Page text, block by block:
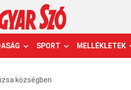
SPORT MELLÉKLETEK
községben